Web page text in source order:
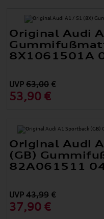
Original Audi
8X1061501A
UVP63,00 €
53,90 €
Original Audi
(GB)
82A061511
UVP43,99 €
37,90 €